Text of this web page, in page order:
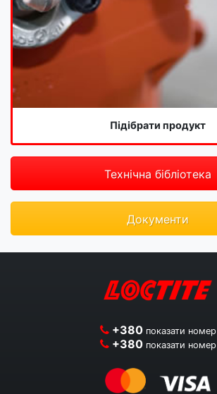
Підібрати продукт
Технічна бібліотека
Документи
+380 показати номер
+380 показати номер